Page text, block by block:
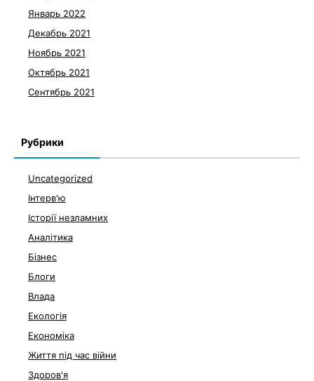
Январь 2022
Декабрь 2021
Ноябрь 2021
Октябрь 2021
Сентябрь 2021
Рубрики
Uncategorized
Інтерв'ю
Історії незламних
Аналітика
Бізнес
Блоги
Влада
Екологія
Економіка
Життя під час війни
Здоров'я